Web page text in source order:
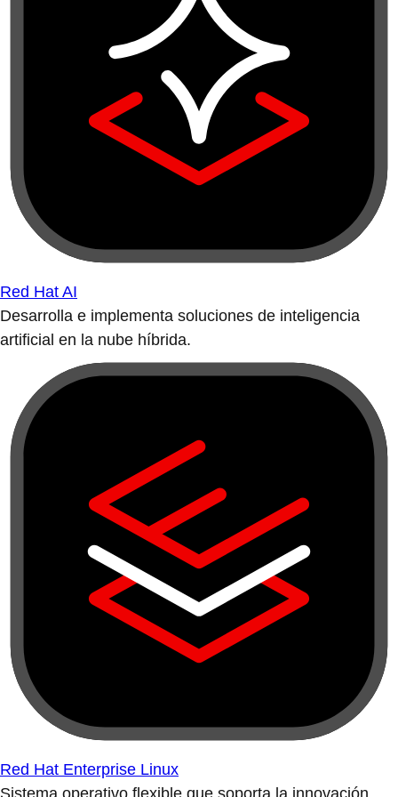
Red Hat AI
Desarrolla e implementa soluciones de inteligencia
artificial en la nube híbrida.
Red Hat Enterprise Linux
Sistema operativo flexible que soporta la innovación